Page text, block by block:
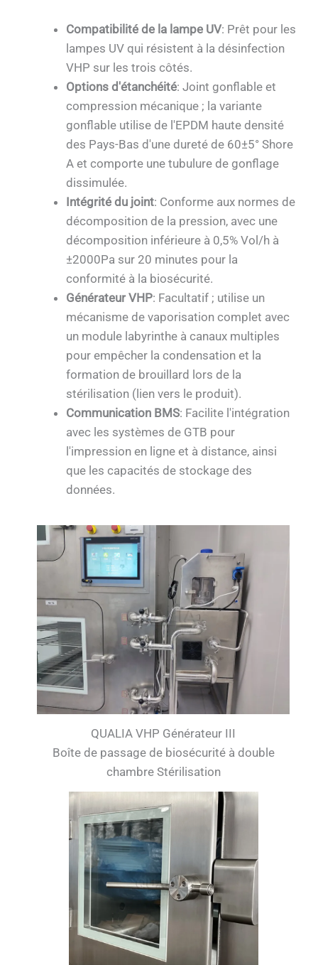
Compatibilité de la lampe UV: Prêt pour les
lampes UV qui résistent à la désinfection
VHP sur les trois côtés.
Options d'étanchéité: Joint gonflable et
compression mécanique ; la variante
gonflable utilise de l'EPDM haute densité
des Pays-Bas d'une dureté de 60±5° Shore
A et comporte une tubulure de gonflage
dissimulée.
Intégrité du joint: Conforme aux normes de
décomposition de la pression, avec une
décomposition inférieure à 0,5% Vol/h à
±2000Pa sur 20 minutes pour la
conformité à la biosécurité.
Générateur VHP: Facultatif ; utilise un
mécanisme de vaporisation complet avec
un module labyrinthe à canaux multiples
pour empêcher la condensation et la
formation de brouillard lors de la
stérilisation (lien vers le produit).
Communication BMS: Facilite l'intégration
avec les systèmes de GTB pour
l'impression en ligne et à distance, ainsi
que les capacités de stockage des
données.
QUALIA VHP Générateur III
Boîte de passage de biosécurité à double
chambre Stérilisation